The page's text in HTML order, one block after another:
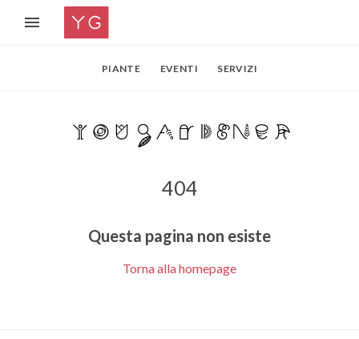
PIANTE EVENTI SERVIZI
404
Questa pagina non esiste
Torna alla homepage